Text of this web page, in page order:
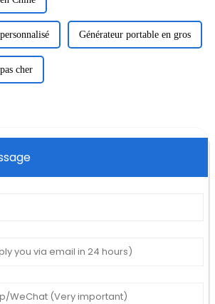
Générateur portable en gros
cher